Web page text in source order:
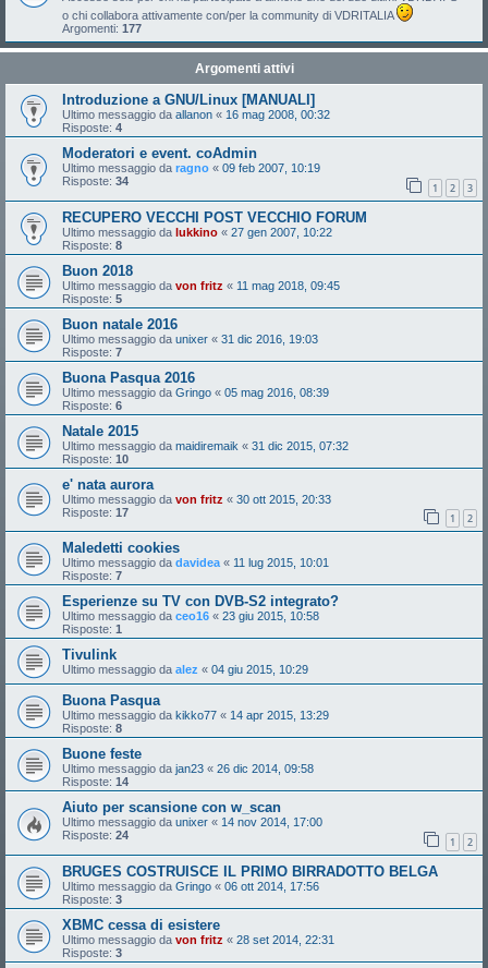
o chi collabora attivamente con/per la community di VDRITALIA
Argomenti: 177
Argomenti attivi
Introduzione a GNU/Linux [MANUALI]
Ultimo messaggio da allanon « 16 mag 2008, 00:32
Risposte: 4
Moderatori e event. coAdmin
Ultimo messaggio da ragno « 09 feb 2007, 10:19
Risposte: 34 1 2 3
RECUPERO VECCHI POST VECCHIO FORUM
Ultimo messaggio da lukkino « 27 gen 2007, 10:22
Risposte: 8
Buon 2018
Ultimo messaggio da von fritz « 11 mag 2018, 09:45
Risposte: 5
Buon natale 2016
Ultimo messaggio da unixer « 31 dic 2016, 19:03
Risposte: 7
Buona Pasqua 2016
Ultimo messaggio da Gringo « 05 mag 2016, 08:39
Risposte: 6
Natale 2015
Ultimo messaggio da maidiremaik « 31 dic 2015, 07:32
Risposte: 10
e' nata aurora
Ultimo messaggio da von fritz « 30 ott 2015, 20:33
Risposte: 17 1 2
Maledetti cookies
Ultimo messaggio da davidea « 11 lug 2015, 10:01
Risposte: 7
Esperienze su TV con DVB-S2 integrato?
Ultimo messaggio da ceo16 « 23 giu 2015, 10:58
Risposte: 1
Tivulink
Ultimo messaggio da alez « 04 giu 2015, 10:29
Buona Pasqua
Ultimo messaggio da kikko77 « 14 apr 2015, 13:29
Risposte: 8
Buone feste
Ultimo messaggio da jan23 « 26 dic 2014, 09:58
Risposte: 14
Aiuto per scansione con w_scan
Ultimo messaggio da unixer « 14 nov 2014, 17:00
Risposte: 24 1 2
BRUGES COSTRUISCE IL PRIMO BIRRADOTTO BELGA
Ultimo messaggio da Gringo « 06 ott 2014, 17:56
Risposte: 3
XBMC cessa di esistere
Ultimo messaggio da von fritz « 28 set 2014, 22:31
Risposte: 3